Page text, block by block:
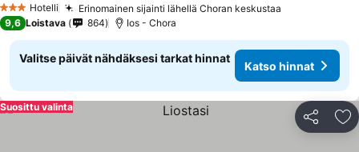
3 Tähtiluokitus
Hotelli
Erinomainen sijainti lähellä Choran keskustaa
9,6 Loistava 864 Ios - Chora
Valitse päivät nähdäksesi tarkat hinnat
Katso hinnat
Jaa
Suosittu valinta